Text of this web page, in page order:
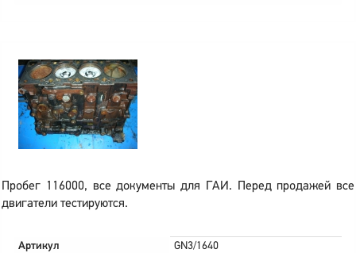
Пробег 116000, все документы для ГАИ. Перед продажей все
двигатели тестируются.
Артикул
GN3/1640